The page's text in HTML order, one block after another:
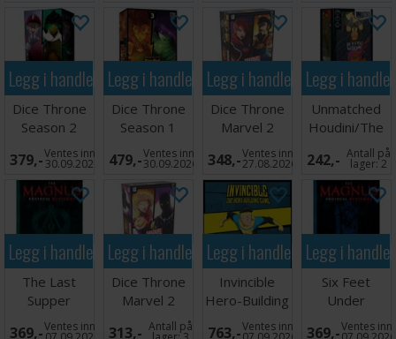
Legg i handlekurven
Dice Throne
Season 2
Battle Box 2
379,-Ventes inn
30.09.2026
Legg i handlekurven
Dice Throne
Season 1
ReRolled Box
3
479,-Ventes inn
30.09.2026
Legg i handlekurven
Dice Throne
Marvel 2
Hero Box 2
348,-Ventes inn
27.08.2026
Legg i
Unmatched
Houdini/The
Genie
Brettspill
242,- Antall på
lager:2
Legg i handlekurven
The Last
Supper
Brettspill
369,-Ventes inn
Legg i handlekurven
Dice Throne
Marvel 2
Hero Box 1
313,- Antall på
Legg i handlekurven
Invincible
Hero-Building
Game
763,-Ventes inn
Legg i
Six Feet
Under
Brettspill
369,-Ventes inn